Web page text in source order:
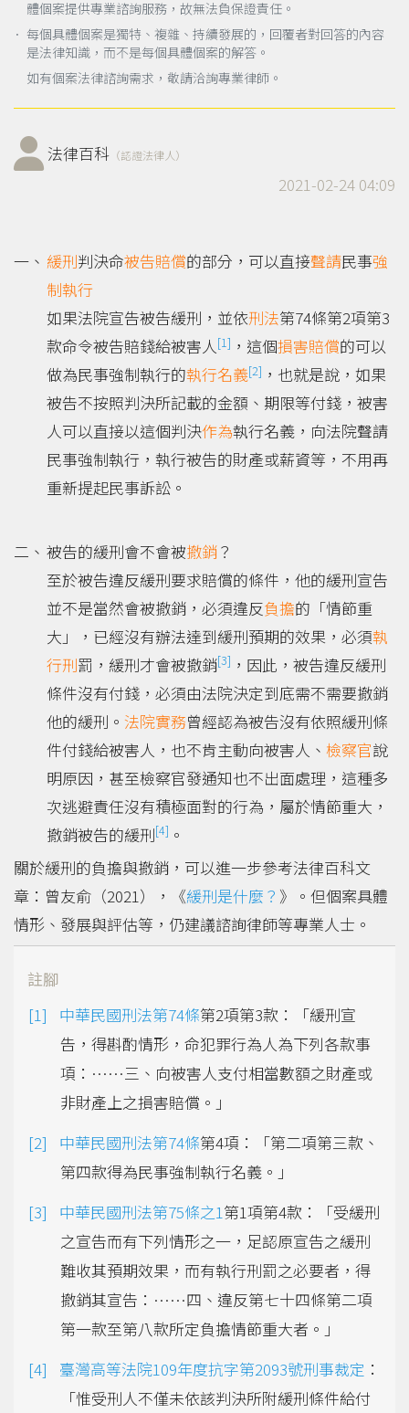
體個案提供專業諮詢服務，故無法負保證責任。
． 每個具體個案是獨特、複雜、持續發展的，回覆者對回答的內容
是法律知識，而不是每個具體個案的解答。
如有個案法律諮詢需求，敬請洽詢專業律師。
法律百科 （認證法律人）
2021-02-24 04:09
緩刑判決命被告賠償的部分，可以直接聲請民事強
制執行
如果法院宣告被告緩刑，並依刑法第74條第2項第3
款命令被告賠錢給被害人[1] ，這個損害賠償的可以
做為民事強制執行的執行名義[2] ，也就是說，如果
被告不按照判決所記載的金額、期限等付錢，被害
人可以直接以這個判決作為執行名義，向法院聲請
民事強制執行，執行被告的財產或薪資等，不用再
重新提起民事訴訟。
被告的緩刑會不會被撤銷？
至於被告違反緩刑要求賠償的條件，他的緩刑宣告
並不是當然會被撤銷，必須違反負擔的「情節重
大」，已經沒有辦法達到緩刑預期的效果，必須執
行刑罰，緩刑才會被撤銷[3] ，因此，被告違反緩刑
條件沒有付錢，必須由法院決定到底需不需要撤銷
他的緩刑。 法院實務曾經認為被告沒有依照緩刑條
件付錢給被害人，也不肯主動向被害人、 檢察官說
明原因，甚至檢察官發通知也不出面處理，這種多
次逃避責任沒有積極面對的行為，屬於情節重大，
撤銷被告的緩刑[4] 。
關於緩刑的負擔與撤銷，可以進一步參考法律百科文
章：曾友俞（2021），《緩刑是什麼？ 》。但個案具體
情形、發展與評估等，仍建議諮詢律師等專業人士。
註腳
中華民國刑法第74條第2項第3款：「緩刑宣
告，得斟酌情形，命犯罪行為人為下列各款事
項：……三、向被害人支付相當數額之財產或
非財產上之損害賠償。」
中華民國刑法第74條第4項：「第二項第三款、
第四款得為民事強制執行名義。」
中華民國刑法第75條之1 第1項第4款：「受緩刑
之宣告而有下列情形之一，足認原宣告之緩刑
難收其預期效果，而有執行刑罰之必要者，得
撤銷其宣告：……四、違反第七十四條第二項
第一款至第八款所定負擔情節重大者。」
臺灣高等法院109年度抗字第2093號刑事裁定 ：
「惟受刑人不僅未依該判決所附緩刑條件給付